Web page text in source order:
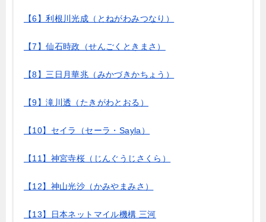
【6】利根川光成（とねがわみつなり）
【7】仙石時政（せんごくときまさ）
【8】三日月華兆（みかづきかちょう）
【9】滝川透（たきがわとおる）
【10】セイラ（セーラ・Sayla）
【11】神宮寺桜（じんぐうじさくら）
【12】神山光沙（かみやまみさ）
【13】日本ネットマイル機構 三河